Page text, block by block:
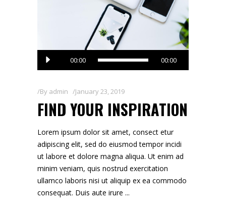
Audio
00:00 00:00
By admin January 23, 2019
FIND YOUR INSPIRATION
Lorem ipsum dolor sit amet, consect etur
adipiscing elit, sed do eiusmod tempor incidi
ut labore et dolore magna aliqua. Ut enim ad
minim veniam, quis nostrud exercitation
ullamco laboris nisi ut aliquip ex ea commodo
consequat. Duis aute irure